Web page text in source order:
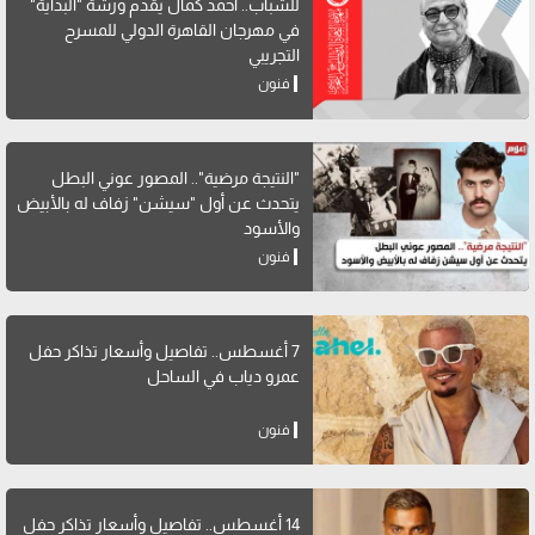
للشباب.. أحمد كمال يقدم ورشة "البداية"
في مهرجان القاهرة الدولي للمسرح
التجريبي
فنون
"النتيجة مرضية".. المصور عوني البطل
يتحدث عن أول "سيشن" زفاف له بالأبيض
والأسود
فنون
7 أغسطس.. تفاصيل وأسعار تذاكر حفل
عمرو دياب في الساحل
فنون
14 أغسطس.. تفاصيل وأسعار تذاكر حفل